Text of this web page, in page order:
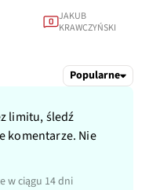
0 JAKUB
KRAWCZYŃSKI
Popularne
limitu, śledź
komentarze. Nie
w ciągu 14 dni